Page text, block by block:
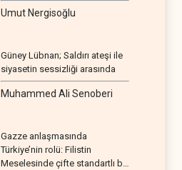
Umut Nergisoğlu
Güney Lübnan; Saldırı ateşi ile
siyasetin sessizliği arasında
Muhammed Ali Senoberi
Gazze anlaşmasında
Türkiye’nin rolü: Filistin
Meselesinde çifte standartlı bir